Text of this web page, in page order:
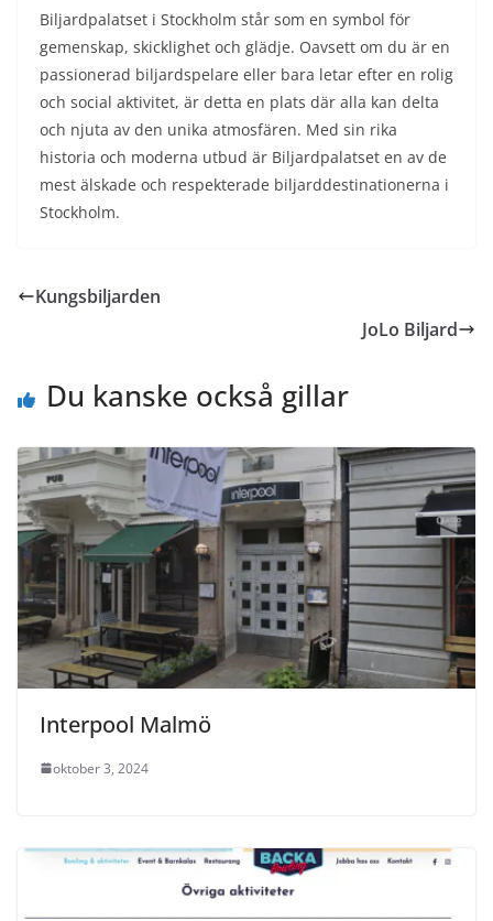
Biljardpalatset i Stockholm står som en symbol för
gemenskap, skicklighet och glädje. Oavsett om du är en
passionerad biljardspelare eller bara letar efter en rolig
och social aktivitet, är detta en plats där alla kan delta
och njuta av den unika atmosfären. Med sin rika
historia och moderna utbud är Biljardpalatset en av de
mest älskade och respekterade biljarddestinationerna i
Stockholm.
Kungsbiljarden
JoLo Biljard
Du kanske också gillar
Interpool Malmö
oktober 3, 2024